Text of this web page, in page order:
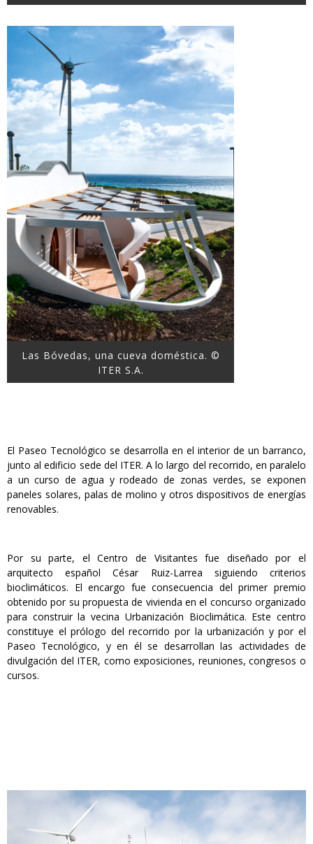
Las Bóvedas, una cueva doméstica. ©
ITER S.A.
El Paseo Tecnológico se desarrolla en el interior de un barranco,
junto al edificio sede del ITER. A lo largo del recorrido, en paralelo
a un curso de agua y rodeado de zonas verdes, se exponen
paneles solares, palas de molino y otros dispositivos de energías
renovables.
Por su parte, el Centro de Visitantes fue diseñado por el
arquitecto español César Ruiz-Larrea siguiendo criterios
bioclimáticos. El encargo fue consecuencia del primer premio
obtenido por su propuesta de vivienda en el concurso organizado
para construir la vecina Urbanización Bioclimática. Este centro
constituye el prólogo del recorrido por la urbanización y por el
Paseo Tecnológico, y en él se desarrollan las actividades de
divulgación del ITER, como exposiciones, reuniones, congresos o
cursos.